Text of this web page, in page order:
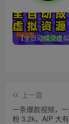
上一篇
一条爆款视频，
粉 3.2k，AIP 大有